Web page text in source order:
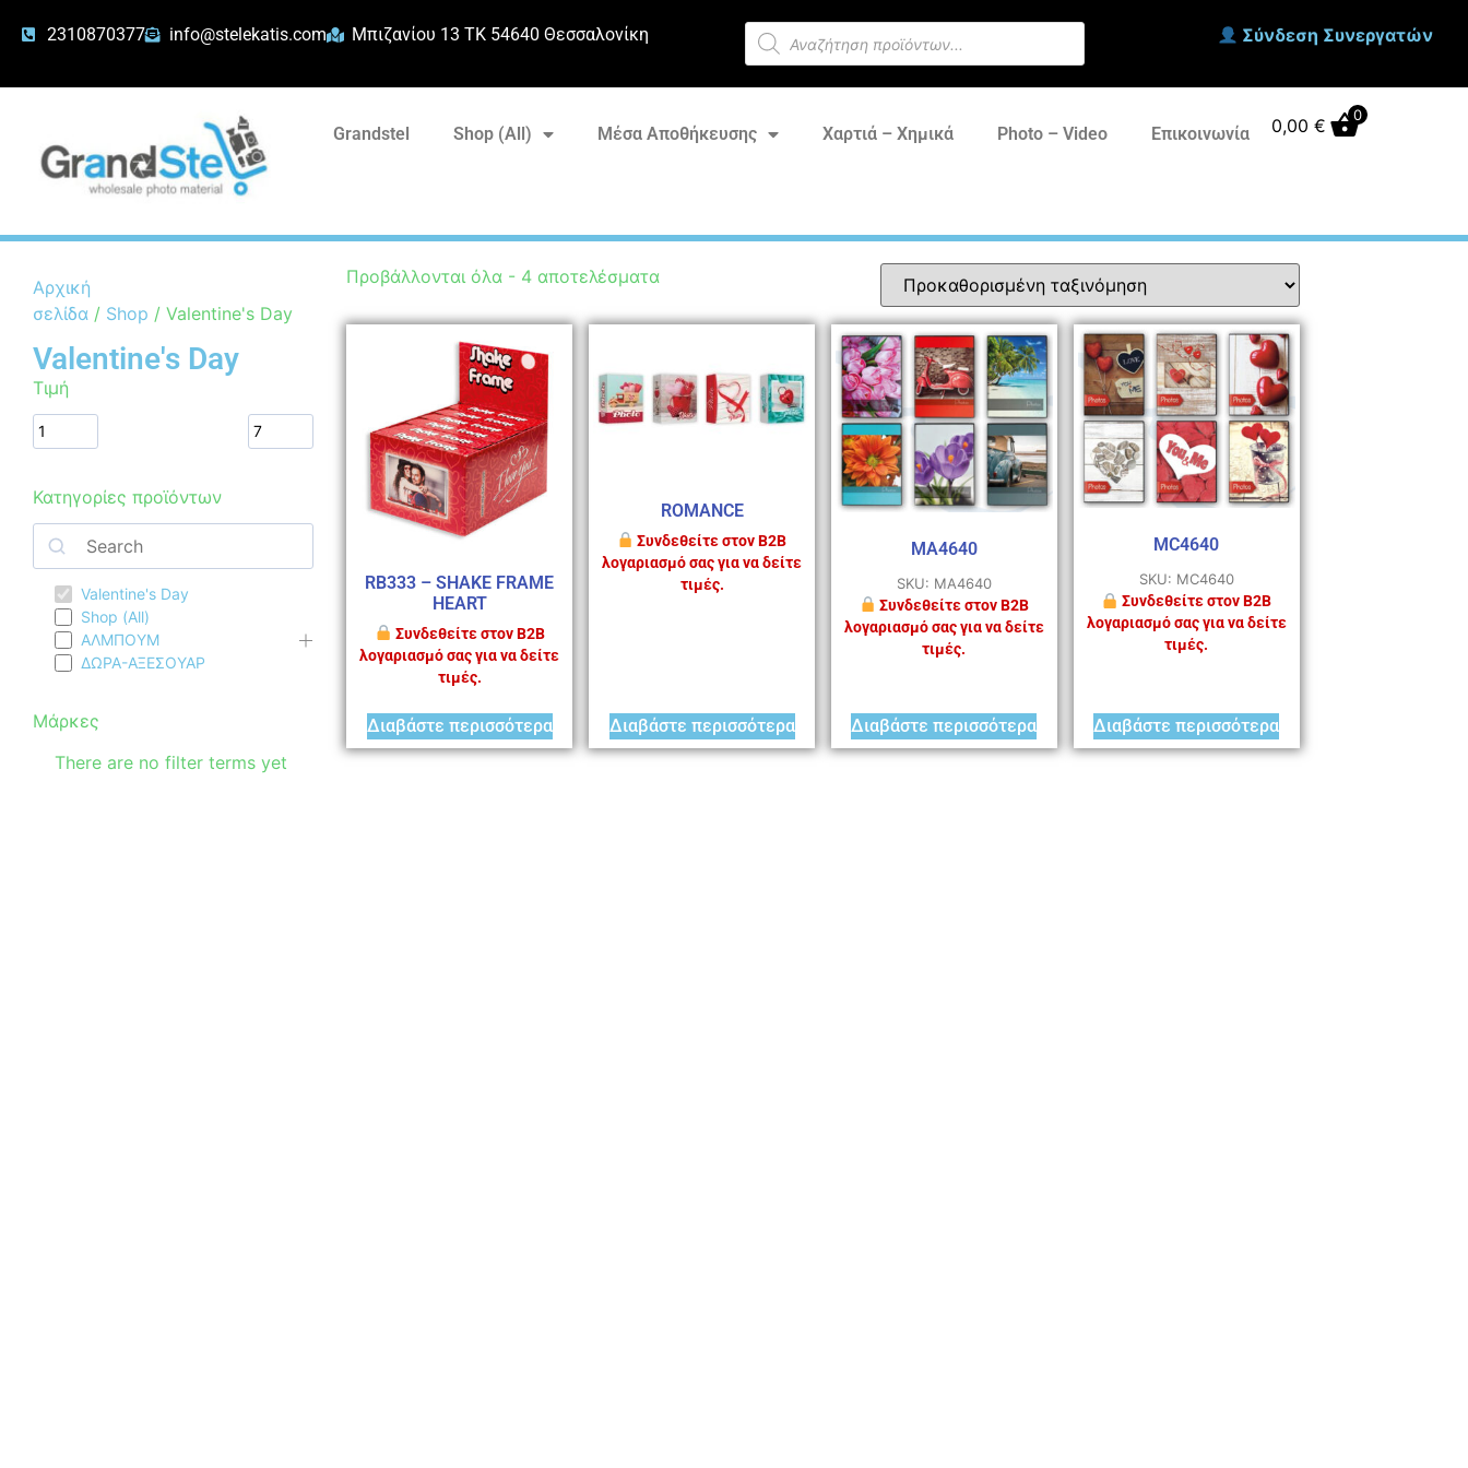
2310870377 info@stelekatis.com Μπιζανίου 13 ΤΚ 54640 Θεσσαλονίκη Σύνδεση Συνεργατών
Grandstel Shop (All) Μέσα Αποθήκευσης Χαρτιά – Χημικά Photo – Video Επικοινωνία 0,00 € 0
Αρχική
σελίδα / Shop / Valentine's Day
Valentine's Day
Τιμή
Κατηγορίες προϊόντων
Valentine's Day
Shop (All)
ΑΛΜΠΟΥΜ
ΔΩΡΑ-ΑΞΕΣΟΥΑΡ
Μάρκες
There are no filter terms yet
Προβάλλονται όλα - 4 αποτελέσματα
RB333 – SHAKE FRAME
HEART
Συνδεθείτε στον B2B
λογαριασμό σας για να δείτε
τιμές.
Διαβάστε περισσότερα
ROMANCE
Συνδεθείτε στον B2B
λογαριασμό σας για να δείτε
τιμές.
Διαβάστε περισσότερα
MA4640
SKU: MA4640
Συνδεθείτε στον B2B
λογαριασμό σας για να δείτε
τιμές.
Διαβάστε περισσότερα
MC4640
SKU: MC4640
Συνδεθείτε στον B2B
λογαριασμό σας για να δείτε
τιμές.
Διαβάστε περισσότερα